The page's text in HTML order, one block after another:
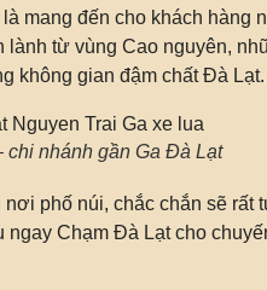
mang đến cho khách hàng
lành từ vùng Cao nguyên,
không gian đậm chất Đà Lạt.
chi nhánh gần Ga Đà Lạt
phố núi, chắc chắn sẽ
Chạm Đà Lạt cho